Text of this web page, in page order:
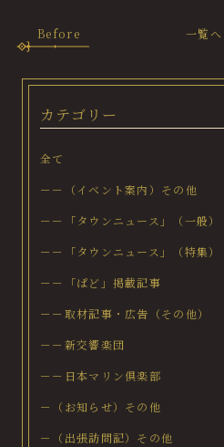
Before 一覧へ
カテゴリー
全て
－－（イベント案内）その他
－－「タウンニュース」（一般）
－－「タウンニュース」（特集）
－－「ぱど」掲載記事
－－取材記事・広告（その他）
－－新交響楽団
－－日本マリン倶楽部
－（お知らせ）その他
－（出張訪問記）その他